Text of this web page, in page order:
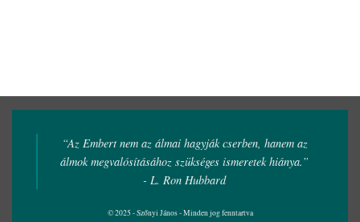
“Az Embert nem az álmai hagyják cserben, hanem az
álmok megvalósításához szükséges ismeretek hiánya.”
- L. Ron Hubbard
© 2025 - Szőnyi János - Minden jog fenntartva